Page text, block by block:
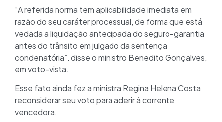
“A referida norma tem aplicabilidade imediata em
razão do seu caráter processual, de forma que está
vedada a liquidação antecipada do seguro-garantia
antes do trânsito em julgado da sentença
condenatória”, disse o ministro Benedito Gonçalves,
em voto-vista.
Esse fato ainda fez a ministra Regina Helena Costa
reconsiderar seu voto para aderir à corrente
vencedora.